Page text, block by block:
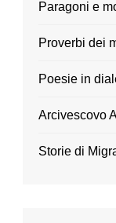
Paragoni e
Proverbi dei
Poesie in
Arcivescovo
Storie di